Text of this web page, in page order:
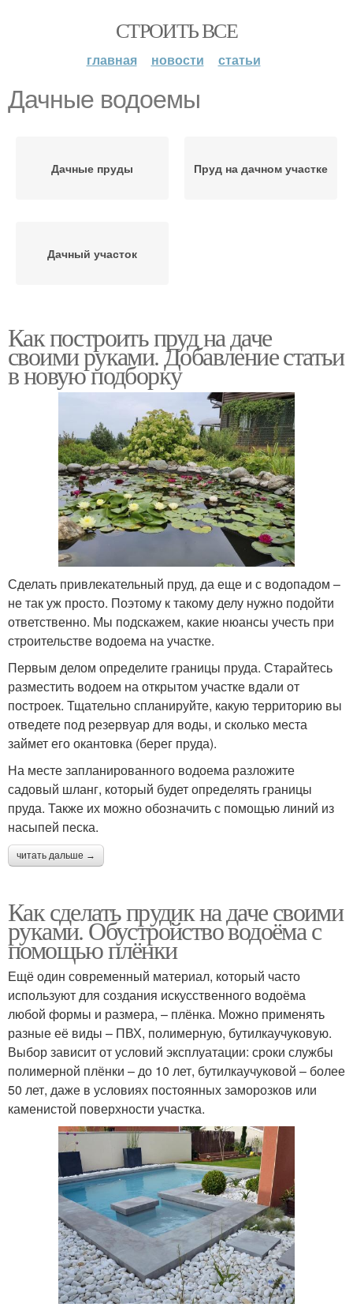
СТРОИТЬ ВСЕ
главная новости статьи
Дачные водоемы
Дачные пруды Пруд на дачном участке
Дачный участок
Как построить пруд на даче
своими руками. Добавление статьи
в новую подборку
Сделать привлекательный пруд, да еще и с водопадом –
не так уж просто. Поэтому к такому делу нужно подойти
ответственно. Мы подскажем, какие нюансы учесть при
строительстве водоема на участке.
Первым делом определите границы пруда. Старайтесь
разместить водоем на открытом участке вдали от
построек. Тщательно спланируйте, какую территорию вы
отведете под резервуар для воды, и сколько места
займет его окантовка (берег пруда).
На месте запланированного водоема разложите
садовый шланг, который будет определять границы
пруда. Также их можно обозначить с помощью линий из
насыпей песка.
читать дальше →
Как сделать прудик на даче своими
руками. Обустройство водоёма с
помощью плёнки
Ещё один современный материал, который часто
используют для создания искусственного водоёма
любой формы и размера, – плёнка. Можно применять
разные её виды – ПВХ, полимерную, бутилкаучуковую.
Выбор зависит от условий эксплуатации: сроки службы
полимерной плёнки – до 10 лет, бутилкаучуковой – более
50 лет, даже в условиях постоянных заморозков или
каменистой поверхности участка.